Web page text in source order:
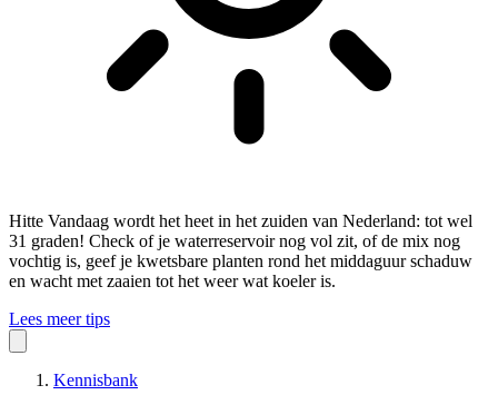
Hitte Vandaag wordt het heet in het zuiden van Nederland: tot wel
31 graden! Check of je waterreservoir nog vol zit, of de mix nog
vochtig is, geef je kwetsbare planten rond het middaguur schaduw
en wacht met zaaien tot het weer wat koeler is.
Lees meer tips
Kennisbank